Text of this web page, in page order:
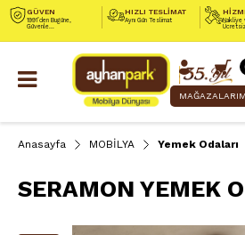
GÜVEN
1991’den Bugüne,
Güvenle...
HIZLI TESLİMAT
Aynı Gün Teslimat
Nakliye
Ücretsiz
Anasayfa MOBİLYA Yemek Odaları
SERAMON YEMEK